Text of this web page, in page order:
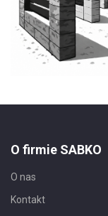
O firmie SABKO
O nas
Kontakt